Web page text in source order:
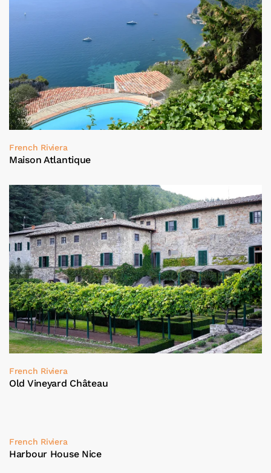
French Riviera
Maison Atlantique
French Riviera
Old Vineyard Château
French Riviera
Harbour House Nice